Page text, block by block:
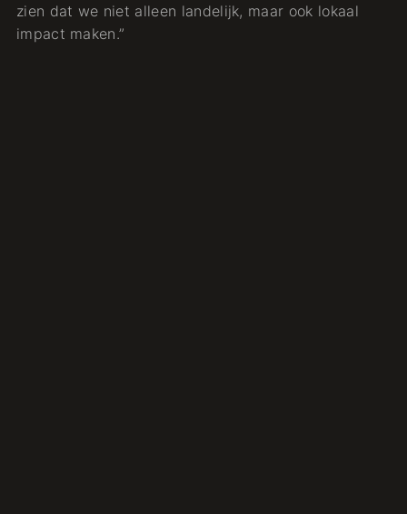
zien dat we niet alleen landelijk, maar ook lokaal
impact maken.”